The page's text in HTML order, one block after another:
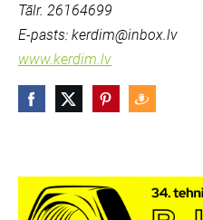
Tālr. 26164699
E-pasts: kerdim@inbox.lv
www.kerdim.lv